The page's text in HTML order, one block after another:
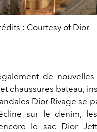
: Courtesy of Dior
de
chaussures bateau,
Dior Rivage se
sur le denim,
le sac Dior